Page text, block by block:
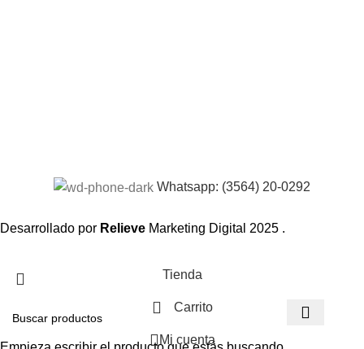
Whatsapp: (3564) 20-0292
Desarrollado por Relieve Marketing Digital 2025 .
Tienda
Carrito
Mi cuenta